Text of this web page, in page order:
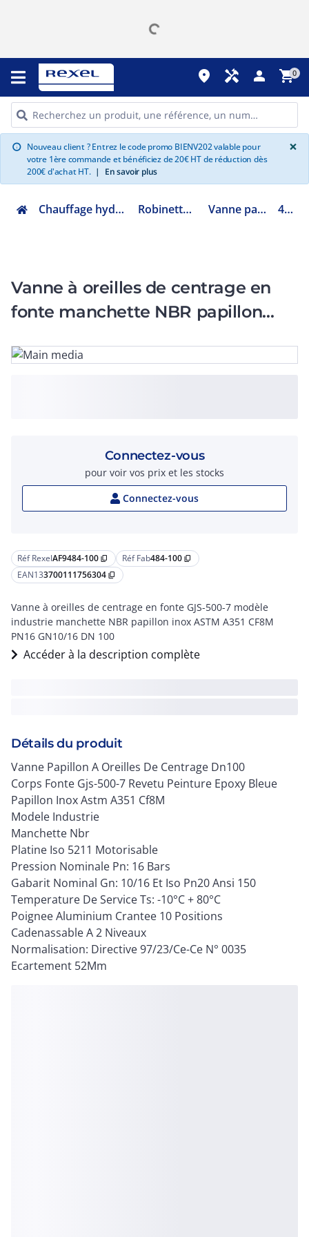
place handyman person shopping_cart0
info Nouveau client ? Entrez le code promo BIENV202 valable pour
votre 1ère commande et bénéficiez de 20€ HT de réduction dès
200€ d'achat HT. | En savoir plus
×
Chauffage hydraulique et plomberie Robinetterie de bâtiment Vanne papillon et à bride 484-100
Vanne à oreilles de centrage en
fonte manchette NBR papillon
Réf RexelAF9484-100 content_copy Réf Fab484-100 content_copy
EAN133700111756304 content_copy
Vanne à oreilles de centrage en fonte GJS-500-7 modèle
industrie manchette NBR papillon inox ASTM A351 CF8M
PN16 GN10/16 DN 100
Accéder à la description complète
Détails du produit
Vanne Papillon A Oreilles De Centrage Dn100
Corps Fonte Gjs-500-7 Revetu Peinture Epoxy Bleue
Papillon Inox Astm A351 Cf8M
Modele Industrie
Manchette Nbr
Platine Iso 5211 Motorisable
Pression Nominale Pn: 16 Bars
Gabarit Nominal Gn: 10/16 Et Iso Pn20 Ansi 150
Temperature De Service Ts: -10°C + 80°C
Poignee Aluminium Crantee 10 Positions
Cadenassable A 2 Niveaux
Normalisation: Directive 97/23/Ce-Ce N° 0035
Ecartement 52Mm
Connectez-vous
pour voir vos prix et les stocks
Connectez-vous